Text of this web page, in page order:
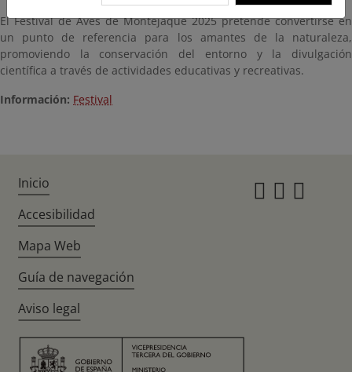
El Festival de Aves de Montejaque 2025 pretende convertirse en
un punto de referencia para los amantes de la naturaleza,
promoviendo la conservación del entorno y la divulgación
científica a través de actividades educativas y recreativas.
Información: Festival
Inicio
Accesibilidad
Mapa Web
Guía de navegación
Aviso legal